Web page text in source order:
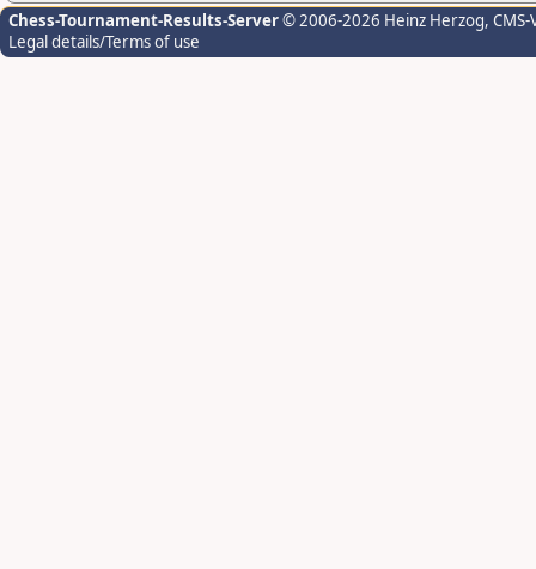
Chess-Tournament-Results-Server© 2006-2026 Heinz Herzog,
Legal details/Terms of use